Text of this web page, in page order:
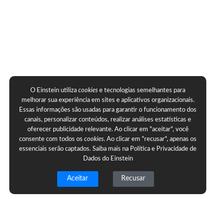
O Einstein utilizacookies e tecnologias semelhantes para
melhorar sua experiência em sites e aplicativos organizacionais.
Essas informações são usadas para garantir o funcionamento dos
canais, personalizar conteúdos, realizar análises estatísticas e
oferecer publicidade relevante. Ao clicar em "aceitar", você
consente com todos oscookies. Ao clicar em "recusar", apenas os
essenciais serão captados. Saiba mais na Política e Privacidade de
Dados do Einstein
Aceitar Recusar